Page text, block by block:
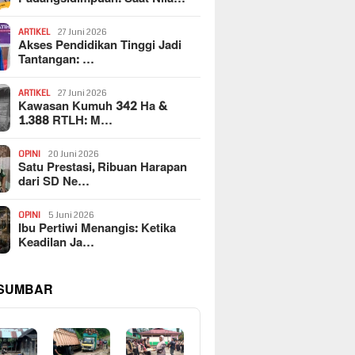
ARTIKEL 27 Juni 2026
Akses Pendidikan Tinggi Jadi
Tantangan: …
ARTIKEL 27 Juni 2026
Kawasan Kumuh 342 Ha &
1.388 RTLH: M…
OPINI 20 Juni 2026
Satu Prestasi, Ribuan Harapan
dari SD Ne…
OPINI 5 Juni 2026
Ibu Pertiwi Menangis: Ketika
Keadilan Ja…